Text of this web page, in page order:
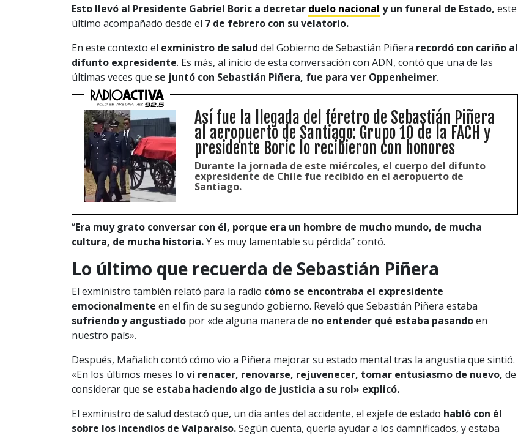
Esto llevó al Presidente Gabriel Boric a decretar duelo nacional y un funeral de Estado, este
último acompañado desde el 7 de febrero con su velatorio.
En este contexto el exministro de salud del Gobierno de Sebastián Piñera recordó con cariño al
difunto expresidente. Es más, al inicio de esta conversación con ADN, contó que una de las
últimas veces que se juntó con Sebastián Piñera, fue para ver Oppenheimer.
Así fue la llegada del féretro de Sebastián Piñera
al aeropuerto de Santiago: Grupo 10 de la FACH y
presidente Boric lo recibieron con honores
Durante la jornada de este miércoles, el cuerpo del difunto
expresidente de Chile fue recibido en el aeropuerto de
Santiago.
“Era muy grato conversar con él, porque era un hombre de mucho mundo, de mucha
cultura, de mucha historia.Y es muy lamentable su pérdida” contó.
Lo último que recuerda de Sebastián Piñera
El exministro también relató para la radio cómo se encontraba el expresidente
emocionalmente en el fin de su segundo gobierno. Reveló que Sebastián Piñera estaba
sufriendo y angustiado por «de alguna manera de no entender qué estaba pasandoen
nuestro país».
Después, Mañalich contó cómo vio a Piñera mejorar su estado mental tras la angustia que sintió.
«En los últimos meses lo vi renacer, renovarse, rejuvenecer, tomar entusiasmo de nuevo, de
considerar que se estaba haciendo algo de justicia a su rol» explicó.
El exministro de salud destacó que, un día antes del accidente, el exjefe de estado habló con él
sobre los incendios de Valparaíso.Según cuenta, quería ayudar a los damnificados, y estaba